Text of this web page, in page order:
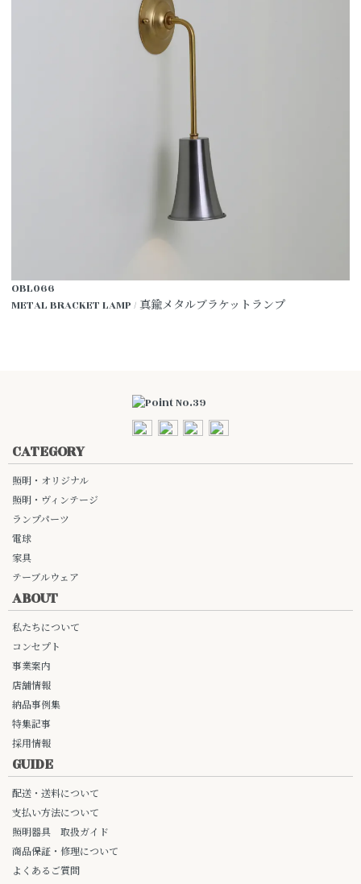
OBL066
METAL BRACKET LAMP / 真鍮メタルブラケットランプ
CATEGORY
照明・オリジナル
照明・ヴィンテージ
ランプパーツ
電球
家具
テーブルウェア
ABOUT
私たちについて
コンセプト
事業案内
店舗情報
納品事例集
特集記事
採用情報
GUIDE
配送・送料について
支払い方法について
照明器具 取扱ガイド
商品保証・修理について
よくあるご質問